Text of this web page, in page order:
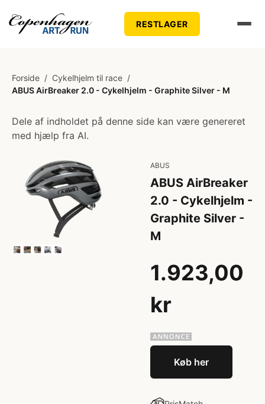
RESTLAGER
Forside / Cykelhjelm til race /
ABUS AirBreaker 2.0 - Cykelhjelm - Graphite Silver - M
Dele af indholdet på denne side kan være genereret
med hjælp fra AI.
ABUS
ABUS AirBreaker
2.0 - Cykelhjelm -
Graphite Silver -
M
1.923,00
kr
Køb her